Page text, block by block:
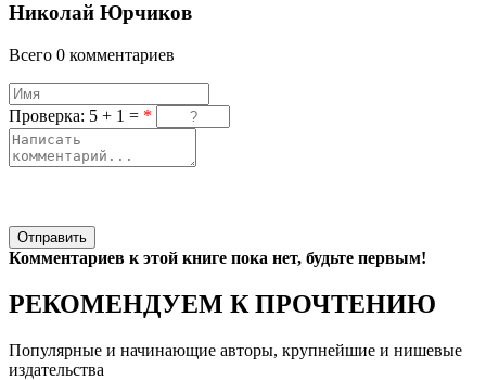
Николай Юрчиков
Всего 0 комментариев
Проверка: 5 + 1 = *
Отправить
Комментариев к этой книге пока нет, будьте первым!
РЕКОМЕНДУЕМ К ПРОЧТЕНИЮ
Популярные и начинающие авторы, крупнейшие и нишевые
издательства